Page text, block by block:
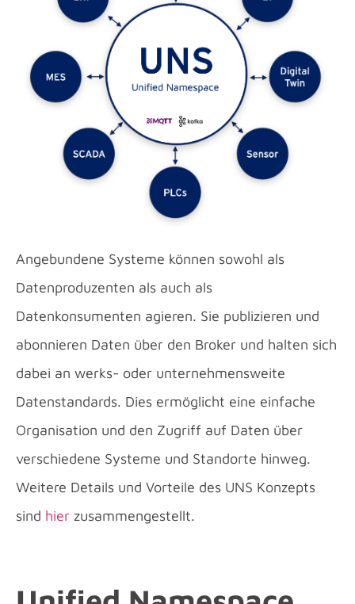
Angebundene Systeme können sowohl als
Datenproduzenten als auch als
Datenkonsumenten agieren. Sie publizieren und
abonnieren Daten über den Broker und halten sich
dabei an werks- oder unternehmensweite
Datenstandards. Dies ermöglicht eine einfache
Organisation und den Zugriff auf Daten über
verschiedene Systeme und Standorte hinweg.
Weitere Details und Vorteile des UNS Konzepts
sind hier zusammengestellt.